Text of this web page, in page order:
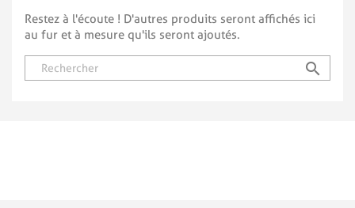
Restez à l'écoute ! D'autres produits seront affichés ici
au fur et à mesure qu'ils seront ajoutés.
search